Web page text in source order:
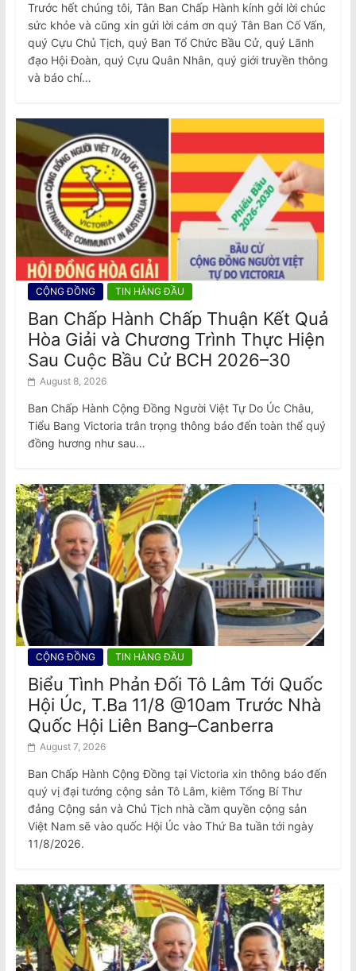
Trước hết chúng tôi, Tân Ban Chấp Hành kính gởi lời chúc
sức khỏe và cũng xin gửi lời cám ơn quý Tân Ban Cố Vấn,
quý Cựu Chủ Tịch, quý Ban Tổ Chức Bầu Cử, quý Lãnh
đạo Hội Đoàn, quý Cựu Quân Nhân, quý giới truyền thông
và báo chí…
CỘNG ĐỒNG TIN HÀNG ĐẦU
Ban Chấp Hành Chấp Thuận Kết Quả
Hòa Giải và Chương Trình Thực Hiện
Sau Cuộc Bầu Cử BCH 2026–30
August 8, 2026
Ban Chấp Hành Cộng Đồng Người Việt Tự Do Úc Châu,
Tiểu Bang Victoria trân trọng thông báo đến toàn thể quý
đồng hương như sau…
CỘNG ĐỒNG TIN HÀNG ĐẦU
Biểu Tình Phản Đối Tô Lâm Tới Quốc
Hội Úc, T.Ba 11/8 @10am Trước Nhà
Quốc Hội Liên Bang–Canberra
August 7, 2026
Ban Chấp Hành Cộng Đồng tại Victoria xin thông báo đến
quý vị đại tướng cộng sản Tô Lâm, kiêm Tổng Bí Thư
đảng Cộng sản và Chủ Tịch nhà cầm quyền cộng sản
Việt Nam sẽ vào quốc Hội Úc vào Thứ Ba tuần tới ngày
11/8/2026.